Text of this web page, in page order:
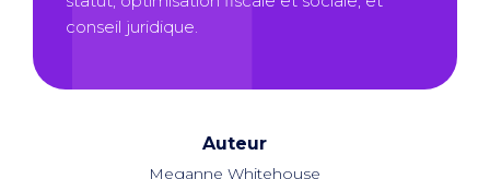
conseil juridique.
Auteur
Meganne Whitehouse